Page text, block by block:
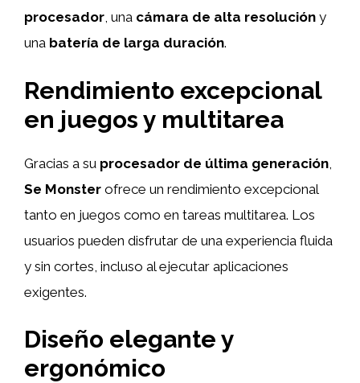
procesador, una cámara de alta resolución y
una batería de larga duración.
Rendimiento excepcional
en juegos y multitarea
Gracias a su procesador de última generación
Se Monster ofrece un rendimiento excepcional
tanto en juegos como en tareas multitarea. Los
usuarios pueden disfrutar de una experiencia fluida
y sin cortes, incluso al ejecutar aplicaciones
exigentes.
Diseño elegante y
ergonómico